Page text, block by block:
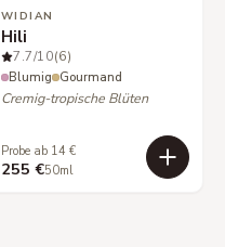
WIDIAN
Hili
7.7/10(6)
Blumig Gourmand
Cremig-tropische Blüten
Probe ab 14 €
255 €50ml